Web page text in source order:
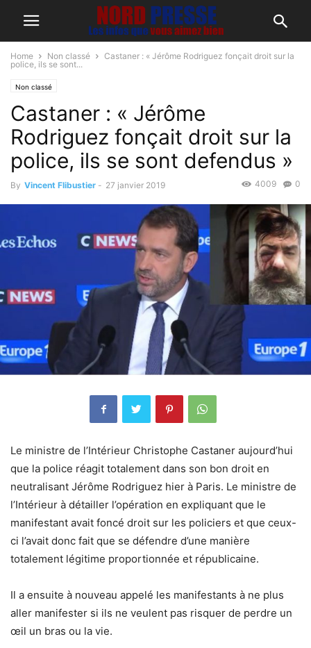
Home Non classé
Castaner : « Jérôme Rodriguez fonçait droit sur la
police, ils se sont...
Non classé
Castaner : « Jérôme
Rodriguez fonçait droit sur la
police, ils se sont defendus »
By Vincent Flibustier - 27 janvier 2019 0
4009
Le ministre de l’Intérieur Christophe Castaner aujourd’hui
que la police réagit totalement dans son bon droit en
neutralisant Jérôme Rodriguez hier à Paris. Le ministre de
l’Intérieur à détailler l’opération en expliquant que le
manifestant avait foncé droit sur les policiers et que ceux-
ci l’avait donc fait que se défendre d’une manière
totalement légitime proportionnée et républicaine.
Il a ensuite à nouveau appelé les manifestants à ne plus
aller manifester si ils ne veulent pas risquer de perdre un
œil un bras ou la vie.